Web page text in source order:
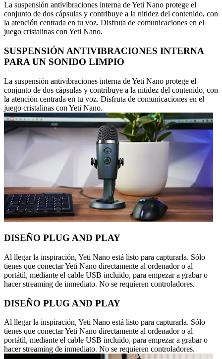
La suspensión antivibraciones interna de Yeti Nano protege el
conjunto de dos cápsulas y contribuye a la nitidez del contenido, con
la atención centrada en tu voz. Disfruta de comunicaciones en el
juego cristalinas con Yeti Nano.
SUSPENSIÓN ANTIVIBRACIONES INTERNA
PARA UN SONIDO LIMPIO
La suspensión antivibraciones interna de Yeti Nano protege el
conjunto de dos cápsulas y contribuye a la nitidez del contenido, con
la atención centrada en tu voz. Disfruta de comunicaciones en el
juego cristalinas con Yeti Nano.
DISEÑO PLUG AND PLAY
Al llegar la inspiración, Yeti Nano está listo para capturarla. Sólo
tienes que conectar Yeti Nano directamente al ordenador o al
portátil, mediante el cable USB incluido, para empezar a grabar o
hacer streaming de inmediato. No se requieren controladores.
DISEÑO PLUG AND PLAY
Al llegar la inspiración, Yeti Nano está listo para capturarla. Sólo
tienes que conectar Yeti Nano directamente al ordenador o al
portátil, mediante el cable USB incluido, para empezar a grabar o
hacer streaming de inmediato. No se requieren controladores.